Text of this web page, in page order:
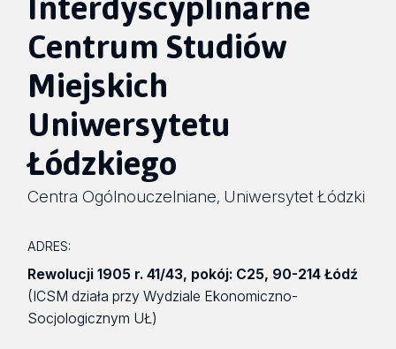
Centrum Studiów
Miejskich
Uniwersytetu
Łódzkiego
Centra Ogólnouczelniane, Uniwersytet Łódzki
ADRES:
Rewolucji 1905 r. 41/43, pokój: C25, 90-214 Łódź
(ICSM działa przy Wydziale Ekonomiczno-
Socjologicznym UŁ)